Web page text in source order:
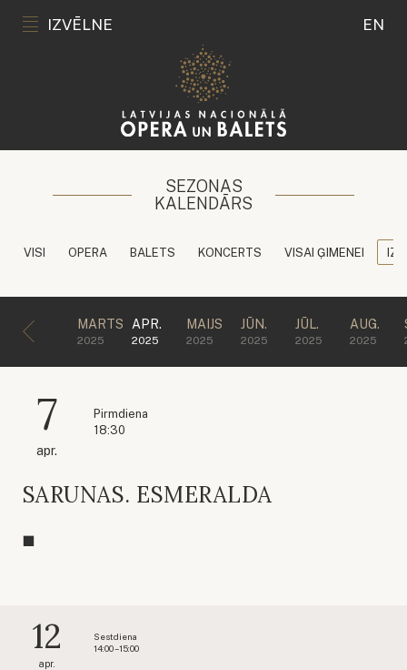
IZVĒLNE EN
SEZONAS
KALENDĀRS
VISI OPERA BALETS KONCERTS VISAI ĢIMENEI
MARTS
2025
APR.
2025
MAIJS
2025
JŪN.
2025
JŪL.
2025
AUG.
2025
7
apr.
Pirmdiena
18:30
SARUNAS. ESMERALDA
12
apr.
Sestdiena
14:00 – 15:00